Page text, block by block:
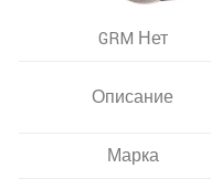
GRM Нет
Описание
Марка